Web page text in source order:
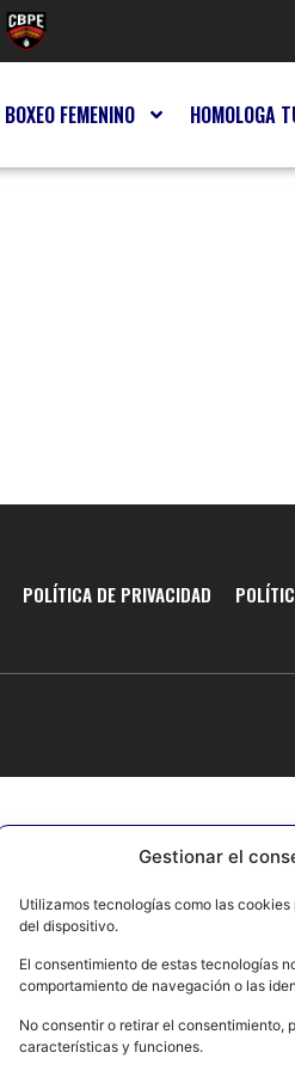
Gestionar el
Utilizamos tecnologías como las
del dispositivo.
El consentimiento de estas tecnologías
comportamiento de navegación o las
No consentir o retirar el consentimiento,
características y funciones.
BOXEO FEMENINO HOMOLOGA
POLÍTICA DE PRIVACIDAD